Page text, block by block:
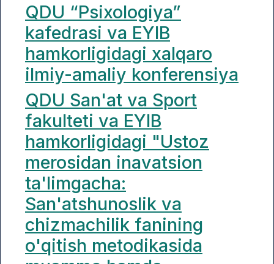
QDU “Psixologiya”
kafedrasi va EYIB
hamkorligidagi xalqaro
ilmiy-amaliy konferensiya
QDU San'at va Sport
fakulteti va EYIB
hamkorligidagi "Ustoz
merosidan inavatsion
ta'limgacha:
San'atshunoslik va
chizmachilik fanining
o'qitish metodikasida